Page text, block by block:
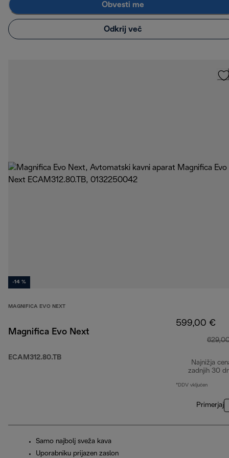
Obvesti me
Odkrij več
-14 %
MAGNIFICA EVO NEXT
Magnifica Evo Next
ECAM312.80.TB
599,00 €
Najnižja
zadnjih 30
*DDV vključen
Primerjaj
Samo najbolj sveža kava
Uporabniku prijazen zaslon